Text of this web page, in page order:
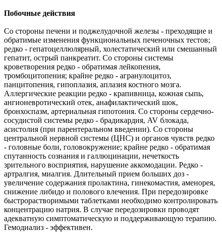
Побочные действия
Со стороны печени и поджелудочной железы - пpeходящие и
обратимые изменения функциональных печеночных тестов;
редко - гепатоцеллюлярный, холестатический или смешанный
гепатит, острый панкреатит. Со стороны системы
кроветворения редко - обратимая лейкопения,
тромбоцитопения; крайне редко - агранулоцитоз,
панцитопения, гипоплазия, аплазия костного мозга.
Аллергические реакции редко - крапивница, кожная сыпь,
ангионевротический отек, анафилактический шок,
бронхоспазм, артериальная гипотония. Со стороны сердечно-
сосудистой системы редко - брадикардия, AV блокада,
асистолия (при парентеральном введении). Со стороны
центральной нервной системы (ЦНС) и органов чувств редко
- головные боли, головокружение; крайне редко - обратимая
спутанность сознания и галлюцинации, нечеткость
зрительного восприятия, нарушение аккомодации. Редко -
артралгия, миалгия. Длительный прием больших доз -
увеличение содержания пролактина, гинекомастия, аменорея,
снижение либидо и полового влечения. При передозировке
быстрорастворимыми таблетками необходимо контролировать
концентрацию натрия. В случае передозировки проводят
адекватную симптоматическую и поддерживающую терапию.
Гемодиализ - эффективен.